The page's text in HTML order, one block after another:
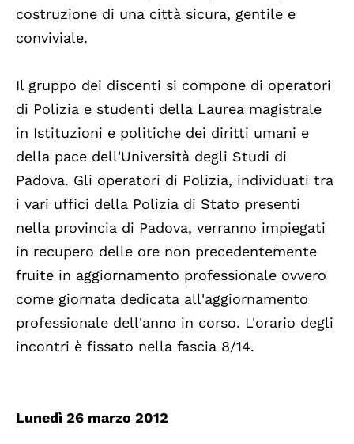
costruzione di una città sicura, gentile e
conviviale.
Il gruppo dei discenti si compone di operatori
di Polizia e studenti della Laurea magistrale
in Istituzioni e politiche dei diritti umani e
della pace dell'Università degli Studi di
Padova. Gli operatori di Polizia, individuati tra
i vari uffici della Polizia di Stato presenti
nella provincia di Padova, verranno impiegati
in recupero delle ore non precedentemente
fruite in aggiornamento professionale ovvero
come giornata dedicata all'aggiornamento
professionale dell'anno in corso. L'orario degli
incontri è fissato nella fascia 8/14.
Lunedì 26 marzo 2012